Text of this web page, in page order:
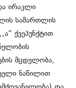
ირაკლი
სამართლის
ქვეპუნქტით
მცდელობა,
ნაწილით